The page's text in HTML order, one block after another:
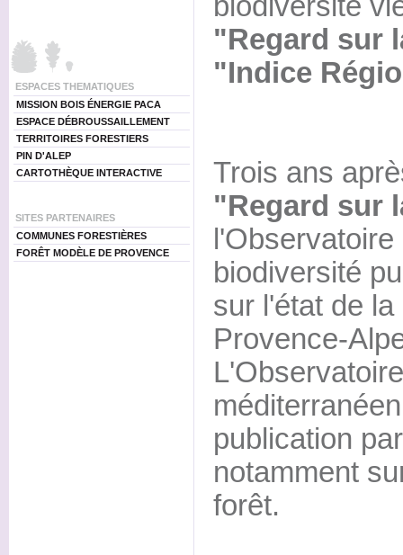
ESPACES THEMATIQUES
MISSION BOIS ÉNERGIE PACA
ESPACE DÉBROUSSAILLEMENT
TERRITOIRES FORESTIERS
PIN D'ALEP
CARTOTHÈQUE INTERACTIVE
SITES PARTENAIRES
COMMUNES FORESTIÈRES
FORÊT MODÈLE DE PROVENCE
"Regard sur
"Indice
Trois ans
"Regard sur
biodiversité
sur l'état de
Provence-
publication
notamment
forêt.